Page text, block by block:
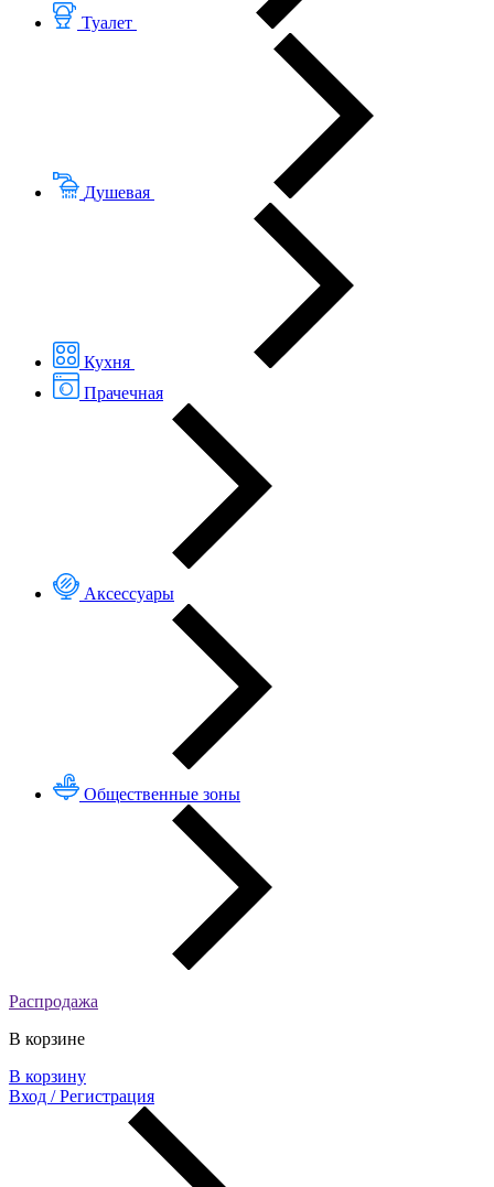
Туалет
Душевая
Кухня
Прачечная
Аксессуары
Общественные зоны
Распродажа
В корзине
В корзину
Вход / Регистрация